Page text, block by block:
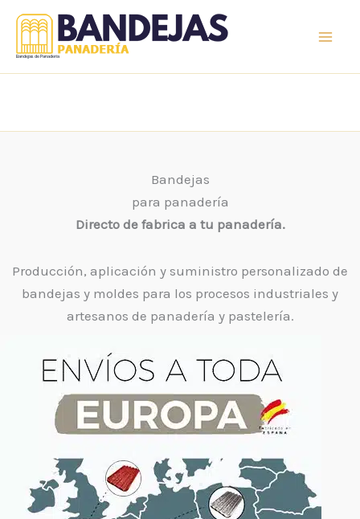
contenido
Bandejas de Panaderia
Bandejas
para panadería
Directo de fabrica a tu panadería.
Producción, aplicación y suministro personalizado de
bandejas y moldes para los procesos industriales y
artesanos de panadería y pastelería.